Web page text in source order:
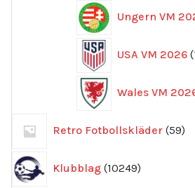
Ungern VM
USA VM 2026
Wales VM
Retro Fotbollskläder 59
Klubblag 10249
produkter